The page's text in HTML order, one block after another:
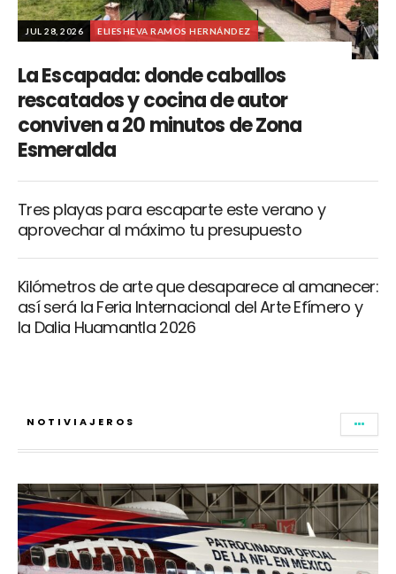
JUL 28, 2026 ELIESHEVA RAMOS HERNÁNDEZ
La Escapada: donde caballos
rescatados y cocina de autor
conviven a 20 minutos de Zona
Esmeralda
Tres playas para escaparte este verano y
aprovechar al máximo tu presupuesto
Kilómetros de arte que desaparece al amanecer:
así será la Feria Internacional del Arte Efímero y
la Dalia Huamantla 2026
NOTIVIAJEROS